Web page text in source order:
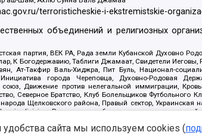
terroristicheskie-i-ekstremistskie-
объединений и религиозных
партия, ВЕК РА, Рада земли Кубанской Духовно
К Богодержавию, Таблиги Джамаат, Свидетели
Ат-Такфир Валь-Хиджра, Пит Буль, Национал-
города Череповца, Духовно-Родовая
Движение против нелегальной иммиграции,
Северное Братство, Клуб Болельщиков
народа Щелковского района, Правый сектор,
division, Религиозное объединение
В честь иконы Божией Матери Державная, Сектор
сайта мы используем cookies (